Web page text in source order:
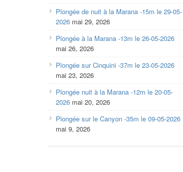
Plongée de nuit à la Marana -15m le 29-05-
2026 mai 29, 2026
Plongée à la Marana -13m le 26-05-2026
mai 26, 2026
Plongée sur Cinquini -37m le 23-05-2026
mai 23, 2026
Plongée nuit à la Marana -12m le 20-05-
2026 mai 20, 2026
Plongée sur le Canyon -35m le 09-05-2026
mai 9, 2026